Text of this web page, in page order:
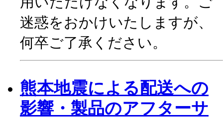
迷惑をおかけいたしますが、
何卒ご了承ください。
熊本地震による配送への
影響・製品のアフターサ